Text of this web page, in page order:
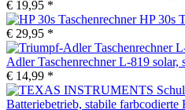
€ 19,95 *
HP 30s
€ 29,95 *
Adler Taschenrechner L-819 solar,
€ 14,99 *